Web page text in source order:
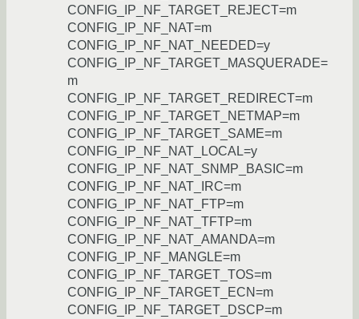
CONFIG_IP_NF_TARGET_REJECT=m
CONFIG_IP_NF_NAT=m
CONFIG_IP_NF_NAT_NEEDED=y
CONFIG_IP_NF_TARGET_MASQUERADE=
m
CONFIG_IP_NF_TARGET_REDIRECT=m
CONFIG_IP_NF_TARGET_NETMAP=m
CONFIG_IP_NF_TARGET_SAME=m
CONFIG_IP_NF_NAT_LOCAL=y
CONFIG_IP_NF_NAT_SNMP_BASIC=m
CONFIG_IP_NF_NAT_IRC=m
CONFIG_IP_NF_NAT_FTP=m
CONFIG_IP_NF_NAT_TFTP=m
CONFIG_IP_NF_NAT_AMANDA=m
CONFIG_IP_NF_MANGLE=m
CONFIG_IP_NF_TARGET_TOS=m
CONFIG_IP_NF_TARGET_ECN=m
CONFIG_IP_NF_TARGET_DSCP=m